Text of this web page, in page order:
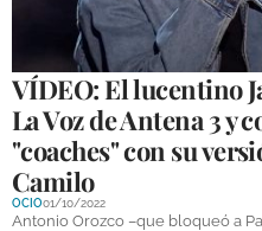
VÍDEO: El lucentino
La Voz de Antena 3 y
"coaches" con su
Camilo
OCIO01/10/2022
Antonio Orozco –que bloqueó a